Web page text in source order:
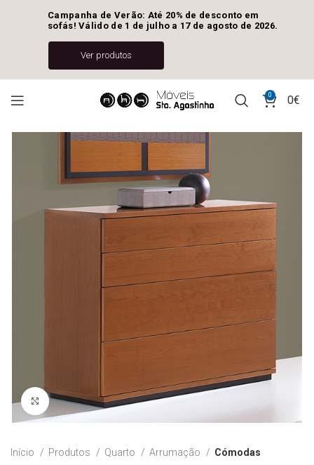
0 0€
Ver Imagem
Início Produtos Quarto Arrumação Cómodas
Campanha de Verão: Até 20% de desconto em
sofás! Válido de 1 de julho a 17 de agosto de 2026.
Ver produtos